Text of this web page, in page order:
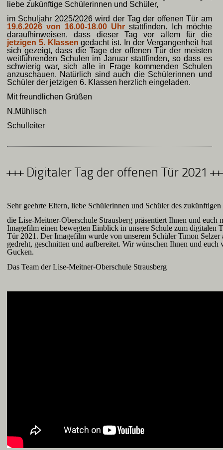
liebe zukünftige Schülerinnen und Schüler,
im Schuljahr 2025/2026 wird der Tag der offenen Tür am
19.6.2026 von 16.00-18.00 Uhr stattfinden. Ich möchte
daraufhinweisen, dass dieser Tag vor allem für die
jetzigen 5. Klassen gedacht ist. In der Vergangenheit hat
sich gezeigt, dass die Tage der offenen Tür der meisten
weitführenden Schulen im Januar stattfinden, so dass es
schwierig war, sich alle in Frage kommenden Schulen
anzuschauen. Natürlich sind auch die Schülerinnen und
Schüler der jetzigen 6. Klassen herzlich eingeladen.
Mit freundlichen Grüßen
N.Mühlisch
Schulleiter
+++ Digitaler Tag der offenen Tür 2021
Sehr geehrte Eltern, liebe Schülerinnen und Schüler des zukünftigen
die Lise-Meitner-Oberschule Strausberg präsentiert Ihnen und euch
Imagefilm einen bewegten Einblick in unsere Schule zum digitalen
Tür 2021. Der Imagefilm wurde von unserem Schüler Timon Selzer
gedreht, geschnitten und aufbereitet. Wir wünschen Ihnen und euch
Gucken.
Das Team der Lise-Meitner-Oberschule Strausberg